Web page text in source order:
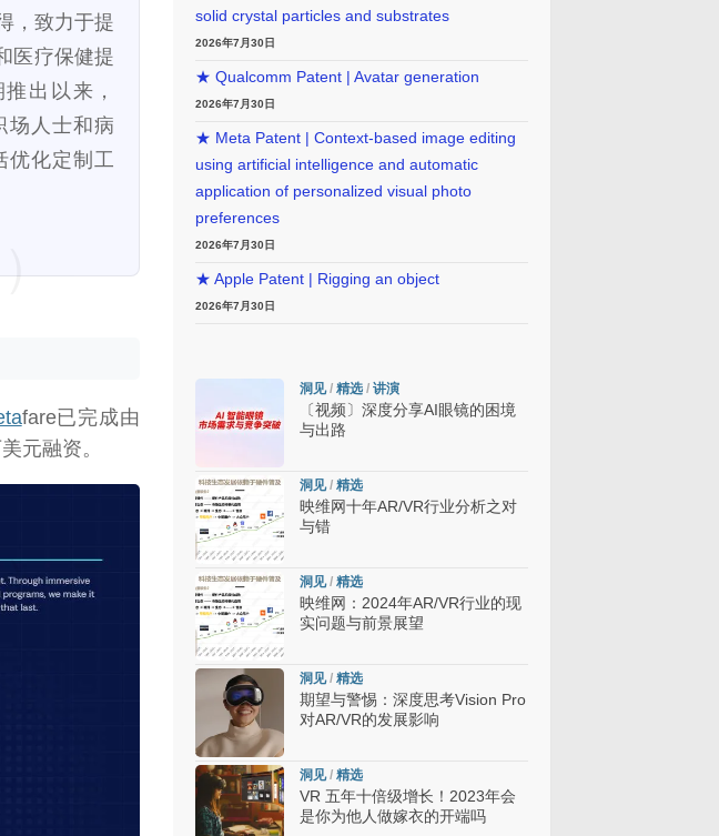
，致力于提
医疗保健提
出以来，
场人士和病
优化定制工
fare已完成由
元融资。
solid crystal particles and substrates
2026年7月30日
★ Qualcomm Patent | Avatar generation
2026年7月30日
★ Meta Patent | Context-based image editing
using artificial intelligence and automatic
application of personalized visual photo
preferences
2026年7月30日
★ Apple Patent | Rigging an object
2026年7月30日
洞见/ 精选 / 讲演
〔视频〕深度分享AI眼镜的困境
与出路
洞见/ 精选
映维网十年AR/VR行业分析之对
与错
洞见/ 精选
映维网：2024年AR/VR行业的现
实问题与前景展望
洞见/ 精选
期望与警惕：深度思考Vision Pro
对AR/VR的发展影响
洞见/ 精选
VR 五年十倍级增长！2023年会
是你为他人做嫁衣的开端吗